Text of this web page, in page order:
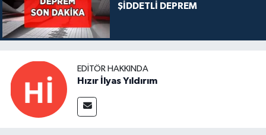
ŞİDDETLİ DEPREM
EDITÖR HAKKINDA
Hızır İlyas Yıldırım